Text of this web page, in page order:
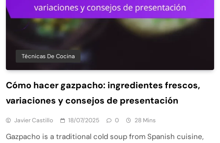
Técnicas De Cocina
Cómo hacer gazpacho: ingredientes frescos,
variaciones y consejos de presentación
Javier Castillo 18/07/2025 0 28 Mins
Gazpacho is a traditional cold soup from Spanish cuisine,